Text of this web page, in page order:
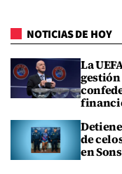
NOTICIAS DE HOY
La
de
en